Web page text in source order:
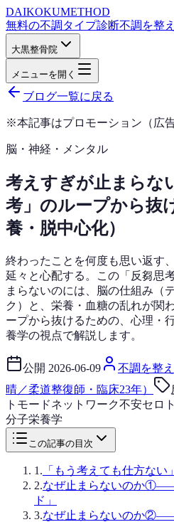
DAIKOKUMETHOD
無料の不調タイプ診断不調を整
大黒整骨院
メニューを開く
ブログ一覧に戻る
※本記事はプロモーション（広
脳・神経・メンタル
考えすぎが止まら
考」のループから抜
養・脱中心化）
終わったことを何度も思い返す
延々と心配する。この「反芻思
まらないのには、脳の仕組み（
ク）と、栄養・血糖の乱れが関
ープから抜けるための、心理・
養学の視点で解説します。
公開 2026-06-09
不調を整
晴／柔道整復師・臨床23年）
トモードネットワーク不安セロ
分子栄養学
この記事の目次
1 . 「もう考えても仕方な
2.なぜ止まらないのか
ド」
3.なぜ止まらないのか②——